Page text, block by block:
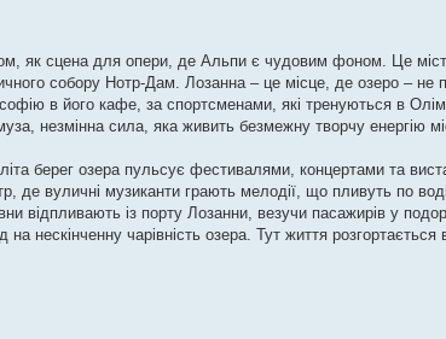
як сцена для опери, де Альпи є чудовим фоном. Це
собору Нотр-Дам. Лозанна – це місце, де озеро – не
в його кафе, за спортсменами, які тренуються в
незмінна сила, яка живить безмежну творчу енергію
берег озера пульсує фестивалями, концертами та
де вуличні музиканти грають мелодії, що пливуть по
відпливають із порту Лозанни, везучи пасажирів у
нескінченну чарівність озера. Тут життя розгортається